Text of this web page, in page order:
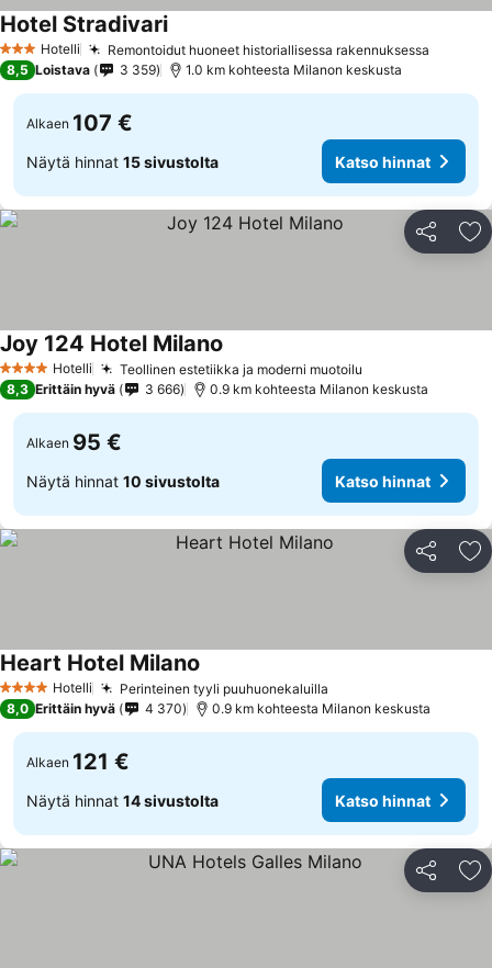
3 Tähtiluokitus
Hotelli Remontoidut huoneet historiallisessa rakennuksessa
Hotel Stradivari
8,5 Loistava 3 359 1.0 km kohteesta Milanon keskusta
Alkaen 107 €
Näytä hinnat 15 sivustolta Katso hinnat
Jaa
4 Tähtiluokitus
Hotelli Teollinen estetiikka ja moderni muotoilu
Joy 124 Hotel Milano
8,3 Erittäin hyvä 3 666 0.9 km kohteesta Milanon keskusta
Alkaen 95 €
Näytä hinnat 10 sivustolta Katso hinnat
Jaa
4 Tähtiluokitus
Hotelli Perinteinen tyyli puuhuonekaluilla
Heart Hotel Milano
8,0 Erittäin hyvä 4 370 0.9 km kohteesta Milanon keskusta
Alkaen 121 €
Näytä hinnat 14 sivustolta Katso hinnat
Jaa